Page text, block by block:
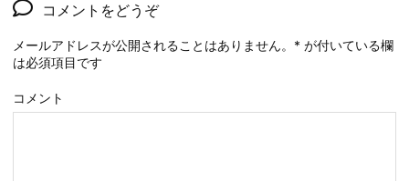
コメントをどうぞ
メールアドレスが公開されることはありません。 * が付いている欄
は必須項目です
コメント